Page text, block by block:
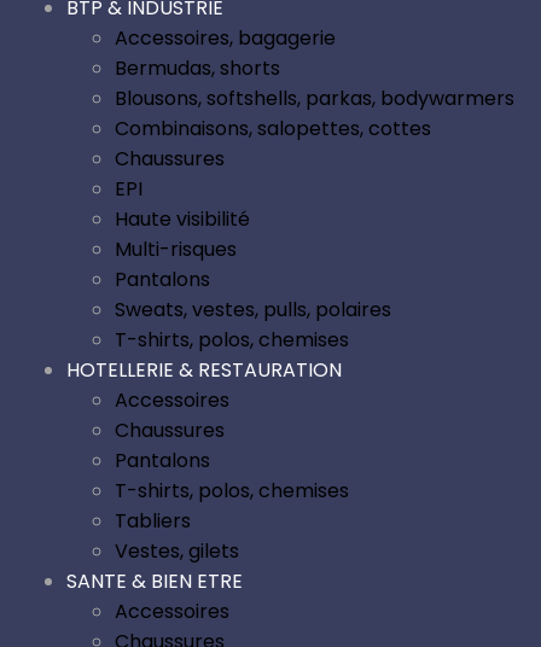
BTP & INDUSTRIE
Accessoires, bagagerie
Bermudas, shorts
Blousons, softshells, parkas, bodywarmers
Combinaisons, salopettes, cottes
Chaussures
EPI
Haute visibilité
Multi-risques
Pantalons
Sweats, vestes, pulls, polaires
T-shirts, polos, chemises
HOTELLERIE & RESTAURATION
Accessoires
Chaussures
Pantalons
T-shirts, polos, chemises
Tabliers
Vestes, gilets
SANTE & BIEN ETRE
Accessoires